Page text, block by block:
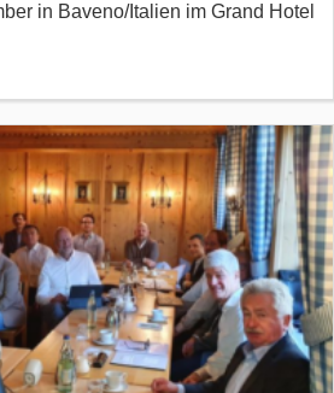
in Baveno/Italien im Grand Hotel